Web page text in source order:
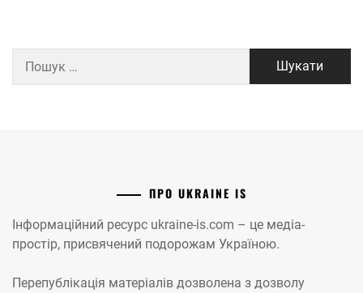
ПРО UKRAINE IS
Інформаційний ресурс ukraine-is.com – це медіа-
простір, присвячений подорожам Україною.
Перепублікація матеріалів дозволена з дозволу